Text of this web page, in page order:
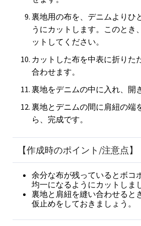
裏地用の布を、デニムよりひ
うにカットします。このとき
ットしてください。
カットした布を中表に折りた
合わせます。
裏地をデニムの中に入れ、開
裏地とデニムの間に肩紐の端
ら、完成です。
【作成時のポイント/注意点】
余分な布が残っているとボコ
均一になるようにカットしま
裏地と肩紐を縫い合わせると
仮止めをしておきましょう。